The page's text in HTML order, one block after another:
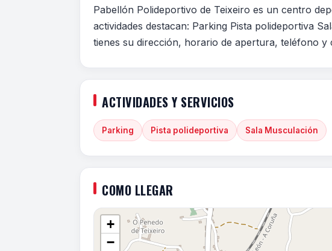
Pabellón Polideportivo de Teixeiro es un centro
actividades destacan: Parking Pista polideportiva
tienes su dirección, horario de apertura, teléfono y
ACTIVIDADES Y SERVICIOS
Parking Pista polideportiva Sala Musculación
COMO LLEGAR
+
−